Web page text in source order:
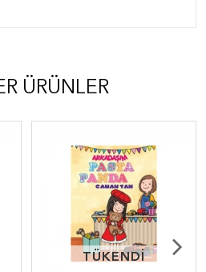
ÜRÜNLER
TÜKENDİ
TÜKENDİ